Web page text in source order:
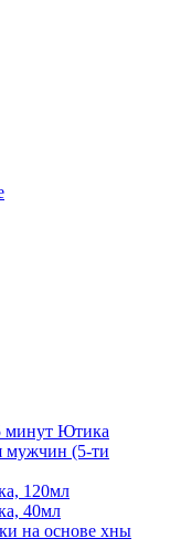
минут Ютика
мужчин (5-ти
120мл
40мл
на основе хны